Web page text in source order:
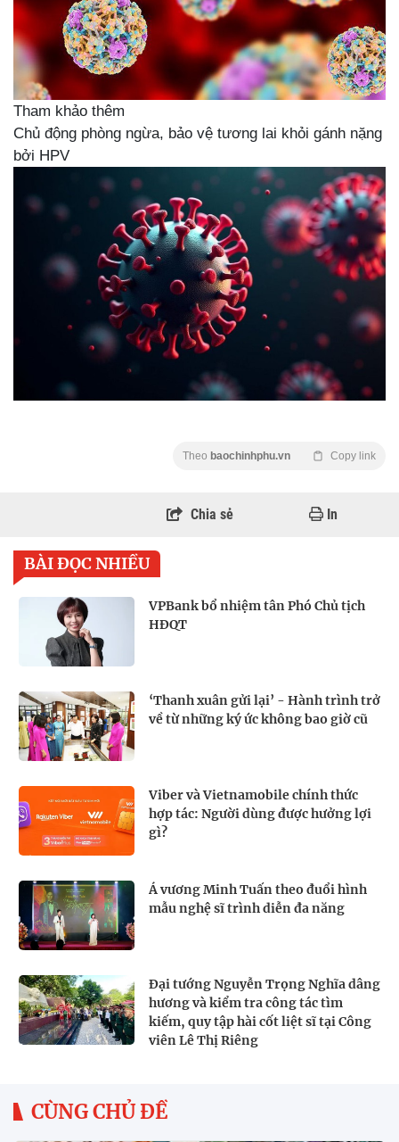
Tham khảo thêm
Chủ động phòng ngừa, bảo vệ tương lai khỏi gánh nặng
bởi HPV
Theo baochinhphu.vn Copy link
Chia sẻ In
BÀI ĐỌC NHIỀU
VPBank bổ nhiệm tân Phó Chủ tịch
HĐQT
‘Thanh xuân gửi lại’ - Hành trình trở
về từ những ký ức không bao giờ cũ
Viber và Vietnamobile chính thức
hợp tác: Người dùng được hưởng lợi
gì?
Á vương Minh Tuấn theo đuổi hình
mẫu nghệ sĩ trình diễn đa năng
Đại tướng Nguyễn Trọng Nghĩa dâng
hương và kiểm tra công tác tìm
kiếm, quy tập hài cốt liệt sĩ tại Công
viên Lê Thị Riêng
CÙNG CHỦ ĐỀ